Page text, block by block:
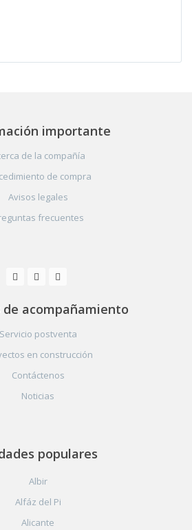
importante
de la compañía
de compra
Avisos legales
frecuentes
de acompañamiento
Servicio postventa
en construcción
Contáctenos
Noticias
populares
Albir
Alfáz del Pi
Alicante